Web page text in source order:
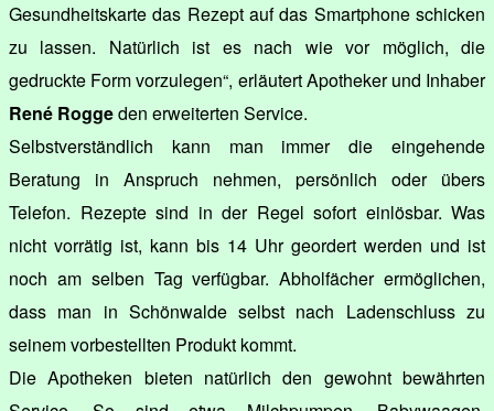
Gesundheitskarte das Rezept auf das Smartphone schicken
zu lassen. Natürlich ist es nach wie vor möglich, die
gedruckte Form vorzulegen“, erläutert Apotheker und Inhaber
René Roggeden erweiterten Service.
Selbstverständlich kann man immer die eingehende
Beratung in Anspruch nehmen, persönlich oder übers
Telefon. Rezepte sind in der Regel sofort einlösbar. Was
nicht vorrätig ist, kann bis 14 Uhr geordert werden und ist
noch am selben Tag verfügbar. Abholfächer ermöglichen,
dass man in Schönwalde selbst nach Ladenschluss zu
seinem vorbestellten Produkt kommt.
Die Apotheken bieten natürlich den gewohnt bewährten